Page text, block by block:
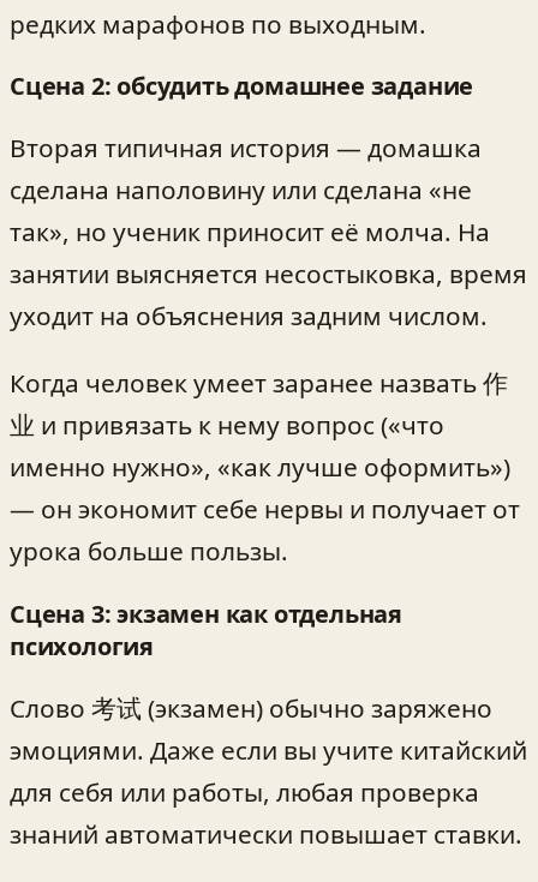
редких марафонов по выходным.
Сцена 2: обсудить домашнее задание
Вторая типичная история — домашка
сделана наполовину или сделана «не
так», но ученик приносит её молча. На
занятии выясняется несостыковка, время
уходит на объяснения задним числом.
Когда человек умеет заранее назвать 作
业 и привязать к нему вопрос («что
именно нужно», «как лучше оформить»)
— он экономит себе нервы и получает от
урока больше пользы.
Сцена 3: экзамен как отдельная
психология
Слово 考试 (экзамен) обычно заряжено
эмоциями. Даже если вы учите китайский
для себя или работы, любая проверка
знаний автоматически повышает ставки.